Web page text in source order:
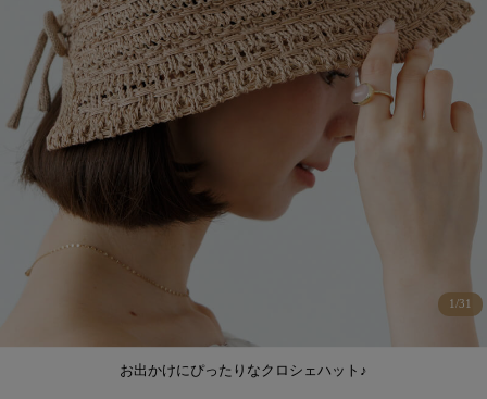
お出かけにぴったりなクロシェハット♪
1/31